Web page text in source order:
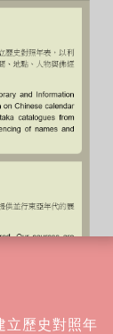
立歷史對照年